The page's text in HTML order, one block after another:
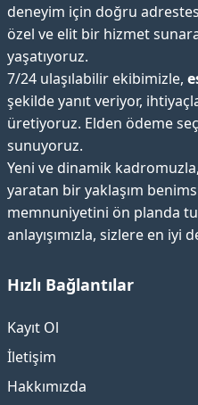
deneyim için doğru
özel ve elit bir hizmet
yaşatıyoruz.
7/24 ulaşılabilir ekibimizle,
şekilde yanıt veriyor,
üretiyoruz. Elden ödeme
sunuyoruz.
Yeni ve dinamik kadromuzla,
yaratan bir yaklaşım
memnuniyetini ön planda
anlayışımızla, sizlere en
Hızlı Bağlantılar
Kayıt Ol
İletişim
Hakkımızda